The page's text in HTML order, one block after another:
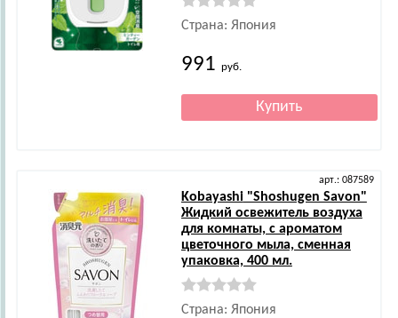
Страна: Япония
991 руб.
арт.: 087589
Kobayashi"Shoshugen Savon"
Жидкий освежитель воздуха
для комнаты, с ароматом
цветочного мыла, сменная
упаковка, 400 мл.
Страна: Япония